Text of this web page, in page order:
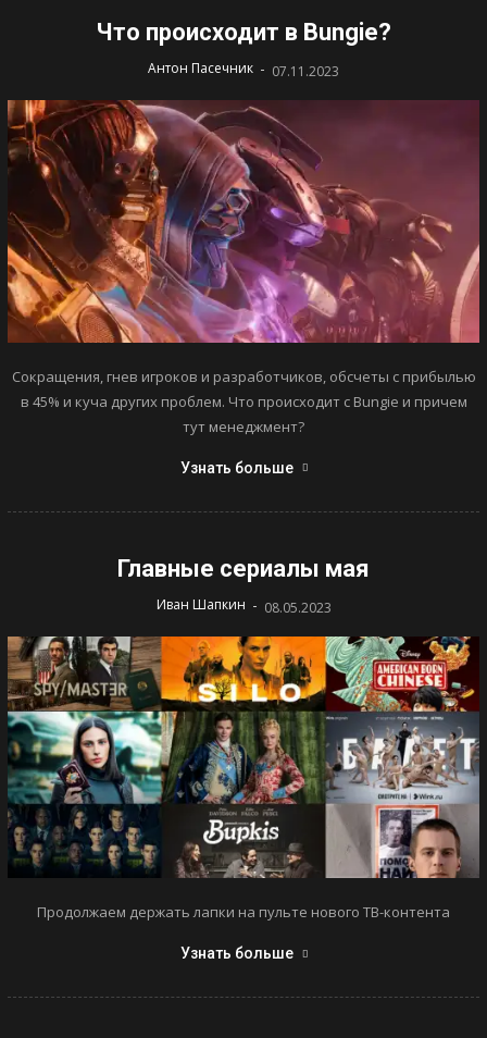
Что происходит в Bungie?
Антон Пасечник - 07.11.2023
Сокращения, гнев игроков и разработчиков, обсчеты с прибылью
в 45% и куча других проблем. Что происходит с Bungie и причем
тут менеджмент?
Узнать больше
Главные сериалы мая
Иван Шапкин - 08.05.2023
Продолжаем держать лапки на пульте нового ТВ-контента
Узнать больше